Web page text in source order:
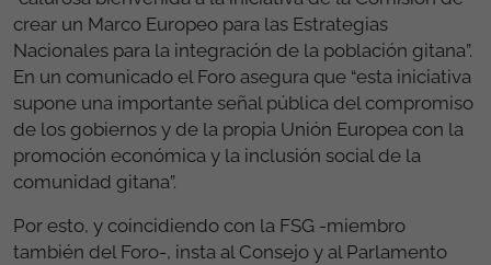
crear un Marco Europeo para las Estrategias
Nacionales para la integración de la población gitana”.
En un comunicado el Foro asegura que “esta iniciativa
supone una importante señal pública del compromiso
de los gobiernos y de la propia Unión Europea con la
promoción económica y la inclusión social de la
comunidad gitana”.
Por esto, y coincidiendo con la FSG -miembro
también del Foro-, insta al Consejo y al Parlamento